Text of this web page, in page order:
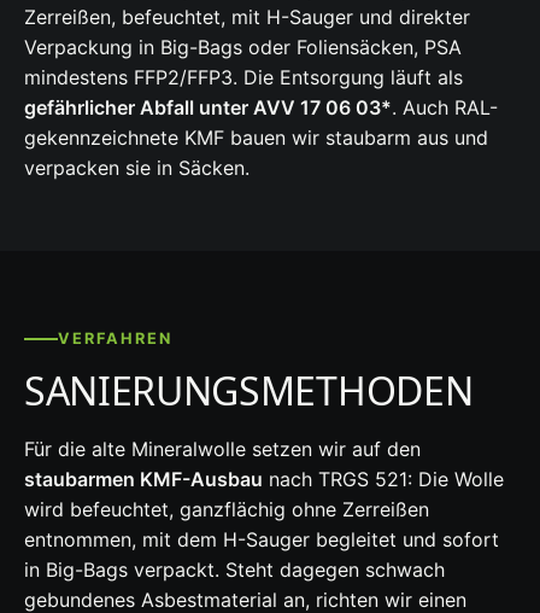
Zerreißen, befeuchtet, mit H-Sauger und direkter
Verpackung in Big-Bags oder Foliensäcken, PSA
mindestens FFP2/FFP3. Die Entsorgung läuft als
gefährlicher Abfall unter AVV 17 06 03*. Auch RAL-
gekennzeichnete KMF bauen wir staubarm aus und
verpacken sie in Säcken.
VERFAHREN
SANIERUNGSMETHODEN
Für die alte Mineralwolle setzen wir auf den
staubarmen KMF-Ausbau nach TRGS 521: Die Wolle
wird befeuchtet, ganzflächig ohne Zerreißen
entnommen, mit dem H-Sauger begleitet und sofort
in Big-Bags verpackt. Steht dagegen schwach
gebundenes Asbestmaterial an, richten wir einen